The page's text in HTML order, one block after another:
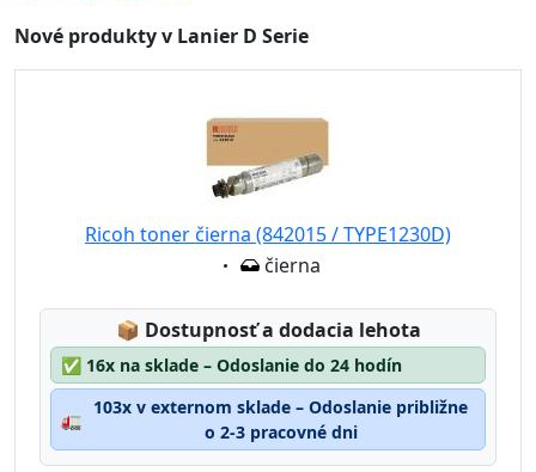
Nové produkty v Lanier D Serie
Ricoh toner čierna (842015 / TYPE1230D)
Eigenschaft:
čierna
📦 Lagerstatus:
Dostupnosť a dodacia lehota
✅ 16x na sklade – Odoslanie do 24 hodín
🚛
103x v externom sklade – Odoslanie približne
o 2-3 pracovné dni